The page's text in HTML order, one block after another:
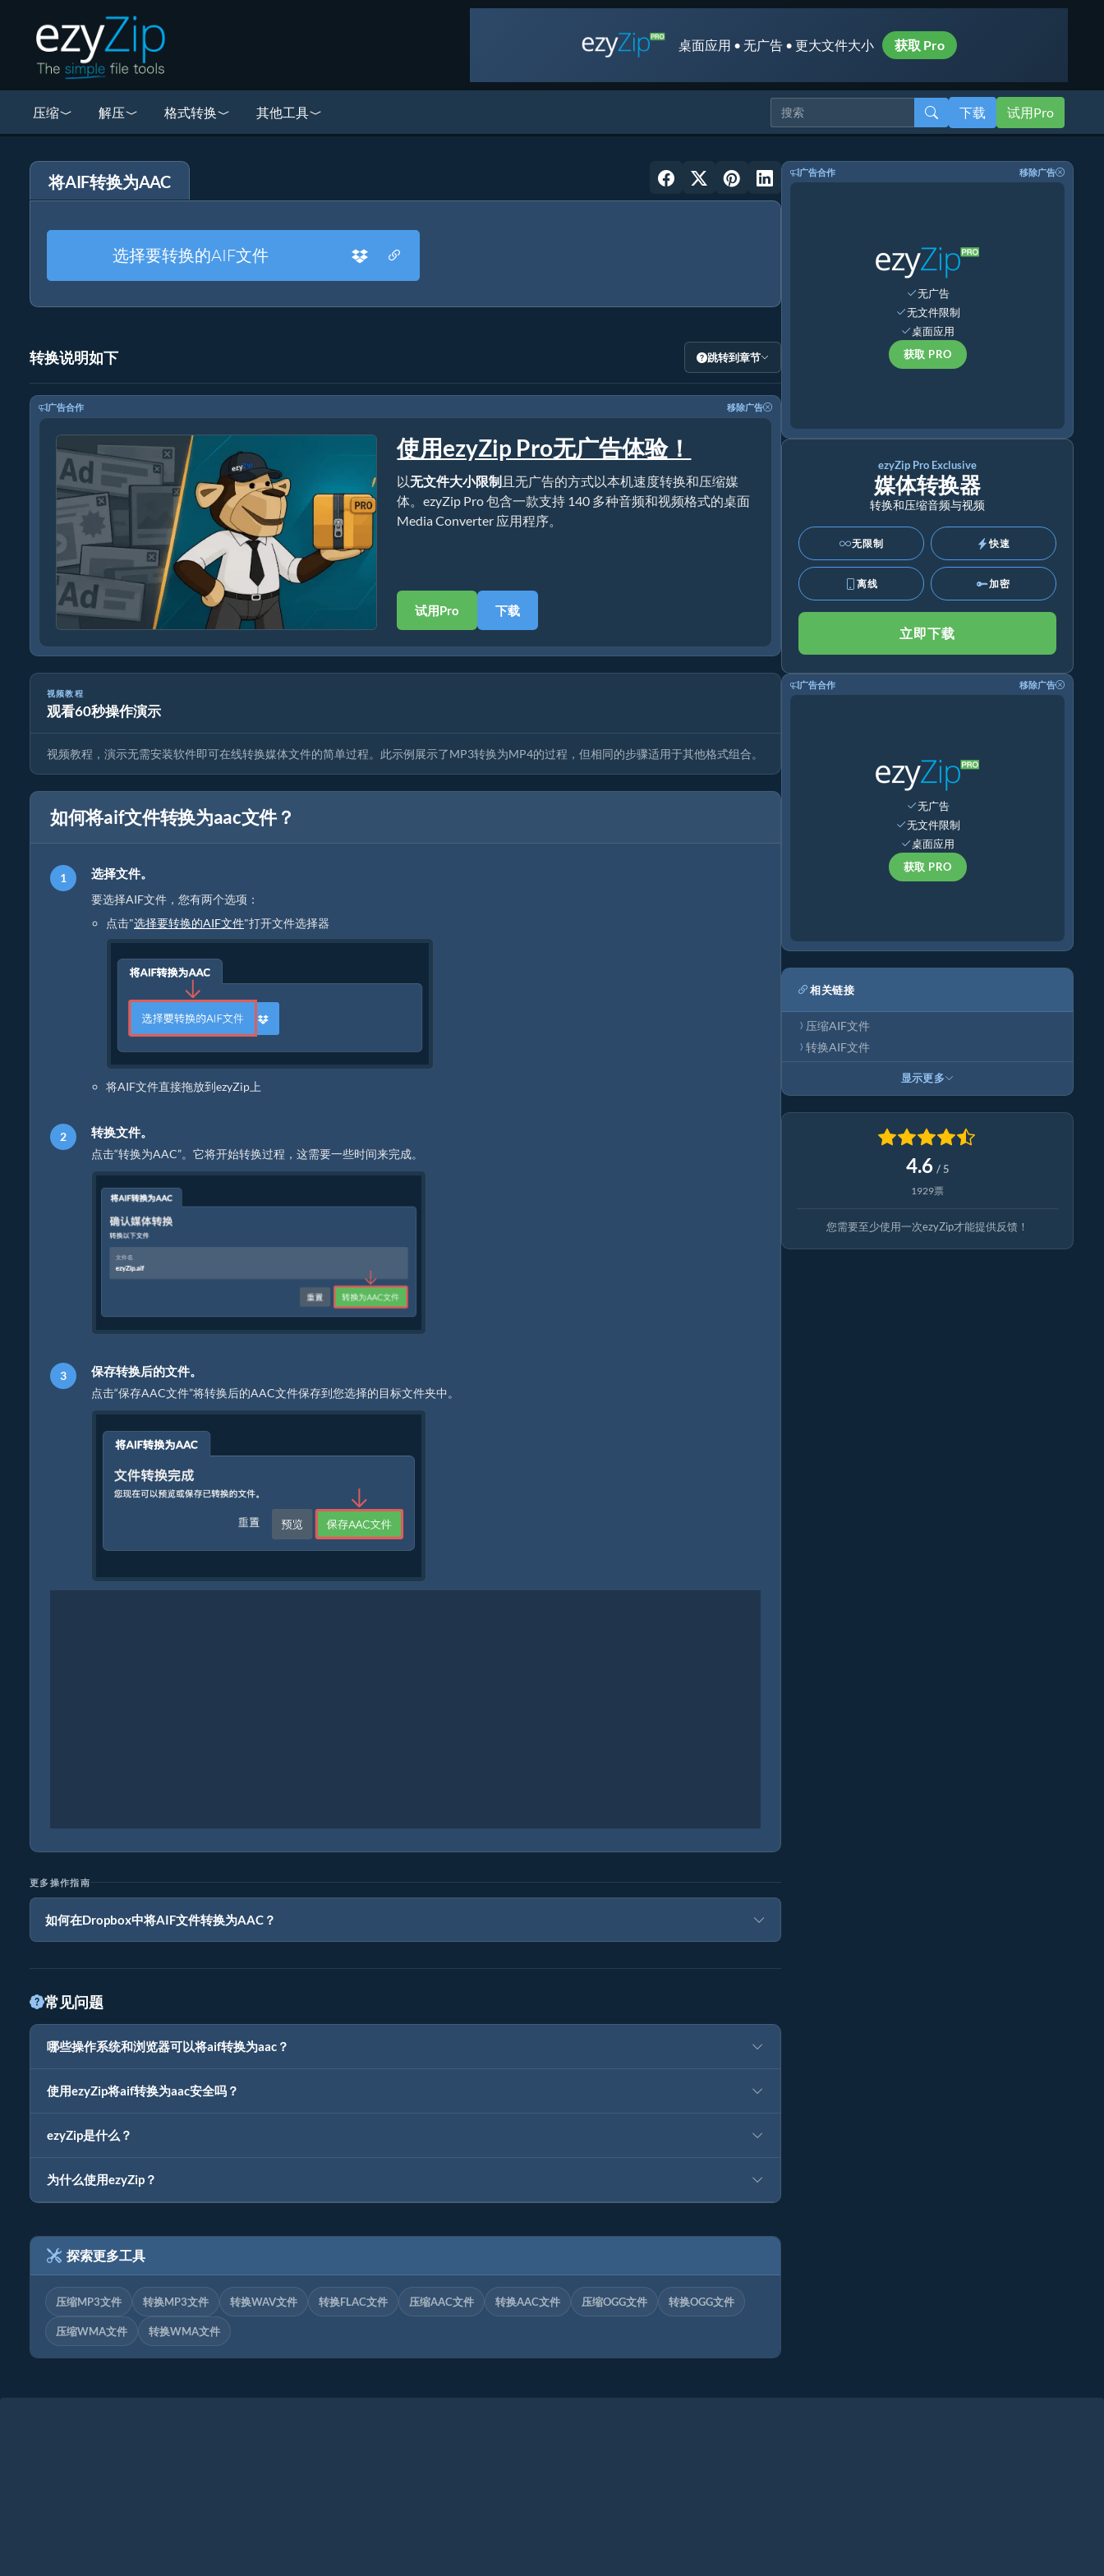
桌面应用 • 无广告 • 更大文件大小 获取 Pro
压缩 解压 格式转换 其他工具 下载 试用Pro
将AIF转换为AAC
选择要转换的AIF文件
转换说明如下 跳转到章节
广告合作 移除广告
使用ezyZip Pro无广告体验！
以无文件大小限制且无广告的方式以本机速度转换和压缩媒
体。ezyZip Pro 包含一款支持 140 多种音频和视频格式的桌面
Media Converter 应用程序。
试用Pro 下载
视频教程
观看60秒操作演示
如何转换媒体文件
视频教程，演示无需安装软件即可在线转换媒体文件的简单过程。此示例展示了MP3转换为MP4的过程，但相同的步骤适用于其他格式组合。
如何将aif文件转换为aac文件？
选择文件。
要选择AIF文件，您有两个选项：
点击"选择要转换的AIF文件"打开文件选择器
将AIF文件直接拖放到ezyZip上
转换文件。
点击“转换为AAC”。它将开始转换过程，这需要一些时间来完成。
保存转换后的文件。
点击“保存AAC文件”将转换后的AAC文件保存到您选择的目标文件夹中。
更多操作指南
如何在Dropbox中将AIF文件转换为AAC？
常见问题
哪些操作系统和浏览器可以将aif转换为aac？
使用ezyZip将aif转换为aac安全吗？
ezyZip是什么？
为什么使用ezyZip？
探索更多工具
压缩MP3文件 转换MP3文件 转换WAV文件 转换FLAC文件 压缩AAC文件 转换AAC文件 压缩OGG文件 转换OGG文件
压缩WMA文件 转换WMA文件
广告合作 移除广告
无广告
无文件限制
桌面应用
获取 PRO
ezyZip Pro Exclusive
媒体转换器
转换和压缩音频与视频
无限制 快速
离线 加密
立即下载
广告合作 移除广告
无广告
无文件限制
桌面应用
获取 PRO
相关链接
压缩AIF文件
转换AIF文件
显示更多
4.6 / 5
1929票
您需要至少使用一次ezyZip才能提供反馈！